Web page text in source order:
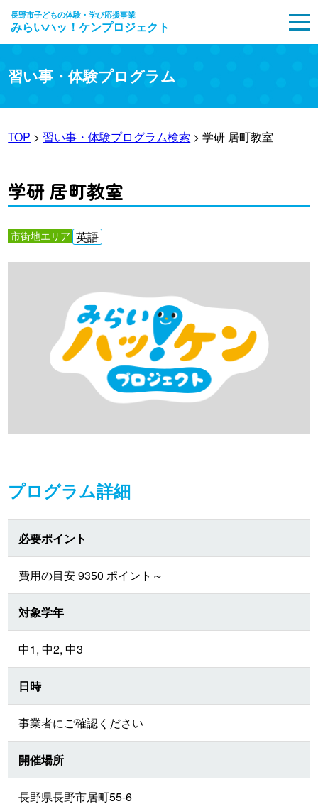
長野市子どもの体験・学び応援事業
みらいハッ！ケンプロジェクト
習い事・体験プログラム
TOP > 習い事・体験プログラム検索 > 学研 居町教室
学研 居町教室
市街地エリア 英語
プログラム詳細
必要ポイント
費用の目安 9350 ポイント～
対象学年
中1, 中2, 中3
日時
事業者にご確認ください
開催場所
長野県長野市居町55-6